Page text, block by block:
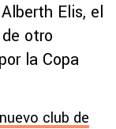
Elis, el
otro
la Copa
club de